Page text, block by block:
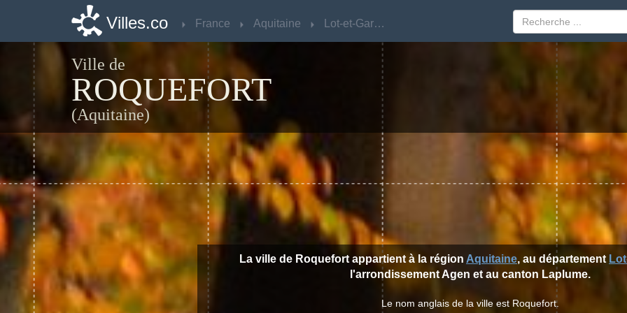
Villes.co France Aquitaine Lot-et-Garonne
Ville de
ROQUEFORT
(Aquitaine)
La ville de Roquefort appartient à la région Aquitaine, au département
l'arrondissement Agen et au canton Laplume.
Le nom anglais de la ville est Roquefort.
Villes.co France Aquitaine Lot-et-Garonne